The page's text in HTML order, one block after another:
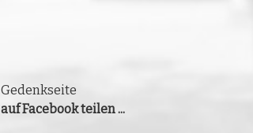
Gedenkseite
auf Facebook teilen ...